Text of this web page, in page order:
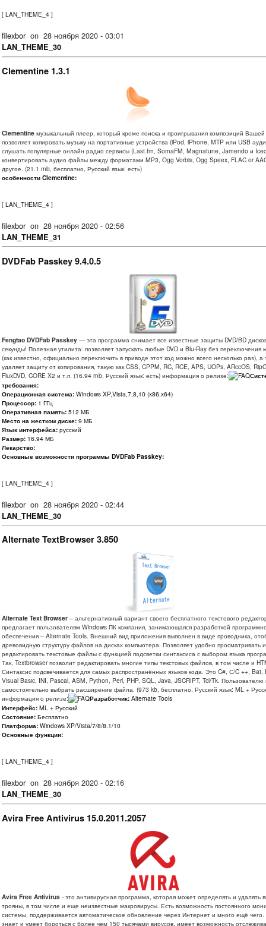
[ LAN_THEME_4 ]
filexboron 28 ноября 2020 - 03:01
LAN_THEME_30
Clementine 1.3.1
Clementine музыкальный плеер, который кроме поиска и проигрывания композиций
позволяет копировать музыку на портативные устройства (iPod, iPhone, MTP или USB
слушать популярные онлайн радио сервисы (Last.fm, SomaFM, Magnatune, Jamendo и
конвертировать аудио файлы между форматами MP3, Ogg Vorbis, Ogg Speex, FLAC or
другое. (21.1 mb, бесплатно, Русский язык: есть)
особенности Clementine:
[ LAN_THEME_4 ]
filexboron 28 ноября 2020 - 02:56
LAN_THEME_31
DVDFab Passkey 9.4.0.5
Fengtao DVDFab Passkey — эта программа снимает все известные защиты DVD/BD
секунды! Полезная утилита: позволяет запускать любые DVD и Blu-Ray без переключения
(как известно, официально переключить в приводе этот код можно всего несколько раз), а
удаляет защиту от копирования, такую как CSS, CPPM, RC, RCE, APS, UOPs, ARccOS,
FluxDVD, CORE X2 и т.п. (16.94 mb, Русский язык: есть) информация о релизе:
требования:
Операционная система: Windows XP,Vista,7,8,10 (x86,x64)
Процессор: 1 ГГц
Оперативная память: 512 МБ
Место на жестком диске: 9 МБ
Язык интерфейса: русский
Размер: 16.94 МБ
Лекарство:
Основные возможности программы DVDFab Passkey:
[ LAN_THEME_4 ]
filexboron 28 ноября 2020 - 02:44
LAN_THEME_30
Alternate TextBrowser 3.850
Alternate Text Browser – альтернативный вариант своего бесплатного текстового
предлагает пользователям Windows ПК компания, занимающаяся разработкой
обеспечения – Alternate Tools. Внешний вид приложения выполнен в виде проводника,
древовидную структуру файлов на дисках компьютера. Позволяет удобно просматривать и
редактировать текстовые файлы с функцией подсветки синтаксиса с выбором языка
Так, Textbrowser позволит редактировать многие типы текстовых файлов, в том числе и
Синтаксис подсвечивается для самых распространённых языков кода. Это C#, С/C ++,
Visual Basic, INI, Pascal, ASM, Python, Perl, PHP, SQL, Java, JSCRIPT, Tcl/Tk. Пользователю
самостоятельно выбрать расширение файла. (973 kb, бесплатно, Русский язык: ML +
информация о релизе:
Разработчик: Alternate Tools
Интерфейс: ML + Русский
Состояние: Бесплатно
Платформа: Windows XP/Vista/7/8/8.1/10
Основные функции:
[ LAN_THEME_4 ]
filexboron 28 ноября 2020 - 02:16
LAN_THEME_30
Avira Free Antivirus 15.0.2011.2057
Avira Free Antivirus - это антивирусная программа, которая может определять и удалять
трояны, в том числе и еще неизвестные макровирусы. Есть возможность постоянного
системы, поддерживается автоматическое обновление через Интернет и много ещё чего.
знает и умеет бороться с более чем 150 тысячами вирусов, имеет возможность